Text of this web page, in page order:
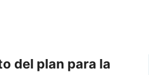
del plan para la